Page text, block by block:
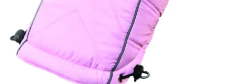
Șampoane Câini
Antiparazitare Câini
Vitamine Câini
Perii & Piepteni
Accesorii Câini
Culcușuri & Saltele Câini